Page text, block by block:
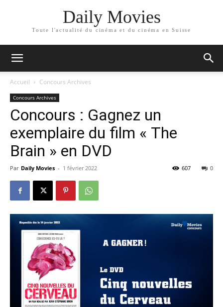
Daily Movies
Toute l'actualité du cinéma et du cinéma en Suisse
Accueil Concours Archives
Concours Archives
Concours : Gagnez un
exemplaire du film « The
Brain » en DVD
Par Daily Movies - 1 février 2022 0
607